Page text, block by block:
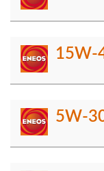
15W-
5W-